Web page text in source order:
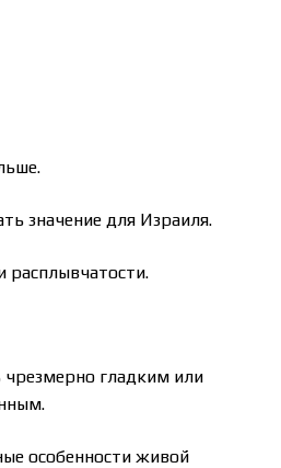
значение для Израиля.
расплывчатости.
гладким или
особенности живой